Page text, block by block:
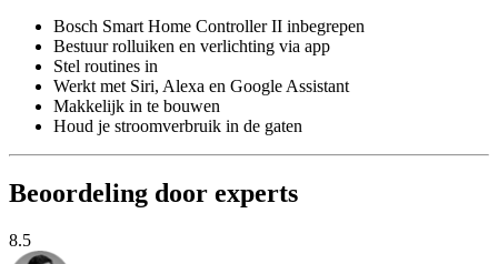
Bosch Smart Home Controller II inbegrepen
Bestuur rolluiken en verlichting via app
Stel routines in
Werkt met Siri, Alexa en Google Assistant
Makkelijk in te bouwen
Houd je stroomverbruik in de gaten
Beoordeling door experts
8.5